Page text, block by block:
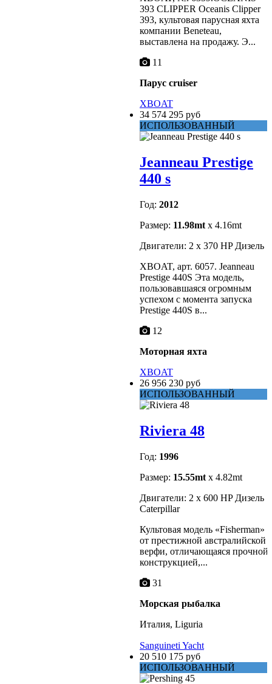
393 CLIPPER Oceanis Clipper
393, культовая парусная яхта
компании Beneteau,
выставлена на продажу. Э...
11
Парус cruiser
XBOAT
34 574 295 руб
ИСПОЛЬЗОВАННЫЙ
Jeanneau Prestige
440 s
Год: 2012
Размер: 11.98mt x 4.16mt
Двигатели: 2 x 370 HP Дизель
XBOAT, арт. 6057. Jeanneau
Prestige 440S Эта модель,
пользовавшаяся огромным
успехом с момента запуска
Prestige 440S в...
12
Моторная яхта
XBOAT
26 956 230 руб
ИСПОЛЬЗОВАННЫЙ
Riviera 48
Год: 1996
Размер: 15.55mt x 4.82mt
Двигатели: 2 x 600 HP Дизель
Caterpillar
Культовая модель «Fisherman»
от престижной австралийской
верфи, отличающаяся прочной
конструкцией,...
31
Морская рыбалка
Италия, Liguria
Sanguineti Yacht
20 510 175 руб
ИСПОЛЬЗОВАННЫЙ